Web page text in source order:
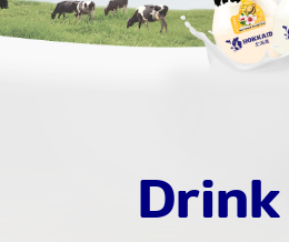
Drink